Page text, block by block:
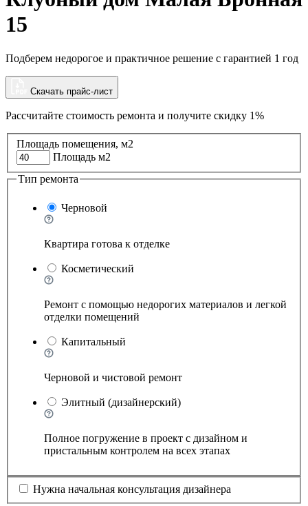
15
Подберем недорогое и практичное решение с гарантией 1 год
Скачать прайс-лист
Рассчитайте стоимость ремонта и получите скидку 1%
Площадь помещения, м2
Площадь м2
Тип ремонта
Черновой
Квартира готова к отделке
Косметический
Ремонт с помощью недорогих материалов и легкой
отделки помещений
Капитальный
Черновой и чистовой ремонт
Элитный (дизайнерский)
Полное погружение в проект с дизайном и
пристальным контролем на всех этапах
Нужна начальная консультация дизайнера